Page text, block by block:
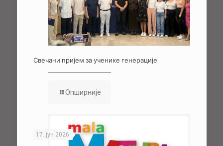
Свечани пријем за ученике генерације
Опширније
17. јун 2026.